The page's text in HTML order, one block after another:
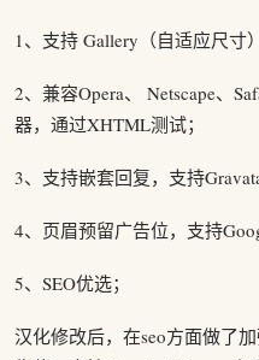
1、支持 Gallery（自适应尺寸）
2、兼容Opera、 Netscape、
器，通过XHTML测试；
3、支持嵌套回复，支持
4、页眉预留广告位，支持
5、SEO优选；
汉化修改后，在seo方面做了